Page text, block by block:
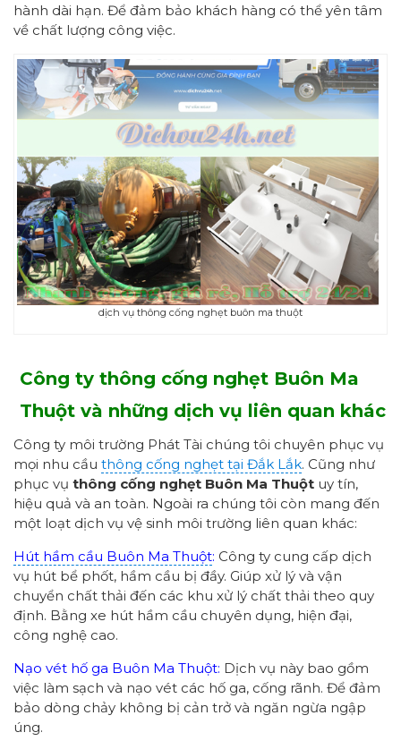
hành dài hạn. Để đảm bảo khách hàng có thể yên tâm
về chất lượng công việc.
dịch vụ thông cống nghẹt buôn ma thuột
Công ty thông cống nghẹt Buôn Ma
Thuột và những dịch vụ liên quan khác
Công ty môi trường Phát Tài chúng tôi chuyên phục vụ
mọi nhu cầu thông cống nghẹt tại Đắk Lắk. Cũng như
phục vụ thông cống nghẹt Buôn Ma Thuột uy tín,
hiệu quả và an toàn. Ngoài ra chúng tôi còn mang đến
một loạt dịch vụ vệ sinh môi trường liên quan khác:
Hút hầm cầu Buôn Ma Thuột: Công ty cung cấp dịch
vụ hút bể phốt, hầm cầu bị đầy. Giúp xử lý và vận
chuyển chất thải đến các khu xử lý chất thải theo quy
định. Bằng xe hút hầm cầu chuyên dụng, hiện đại,
công nghệ cao.
Nạo vét hố ga Buôn Ma Thuột: Dịch vụ này bao gồm
việc làm sạch và nạo vét các hố ga, cống rãnh. Để đảm
bảo dòng chảy không bị cản trở và ngăn ngừa ngập
úng.